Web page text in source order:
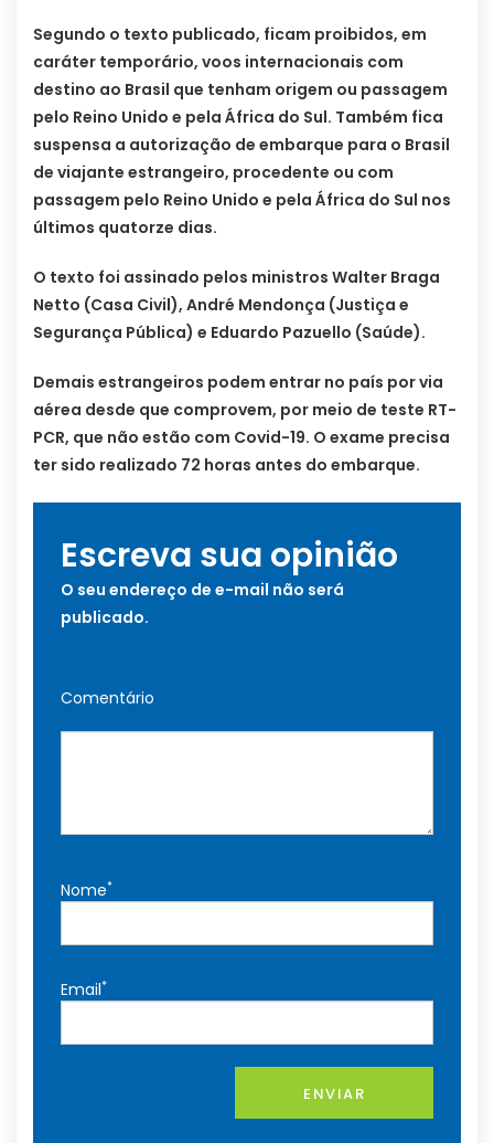
Segundo o texto publicado, ficam proibidos, em
caráter temporário, voos internacionais com
destino ao Brasil que tenham origem ou passagem
pelo Reino Unido e pela África do Sul. Também fica
suspensa a autorização de embarque para o Brasil
de viajante estrangeiro, procedente ou com
passagem pelo Reino Unido e pela África do Sul nos
últimos quatorze dias.
O texto foi assinado pelos ministros Walter Braga
Netto (Casa Civil), André Mendonça (Justiça e
Segurança Pública) e Eduardo Pazuello (Saúde).
Demais estrangeiros podem entrar no país por via
aérea desde que comprovem, por meio de teste RT-
PCR, que não estão com Covid-19. O exame precisa
ter sido realizado 72 horas antes do embarque.
Escreva sua opinião
O seu endereço de e-mail não será
publicado.
Comentário
Nome*
Email*
ENVIAR